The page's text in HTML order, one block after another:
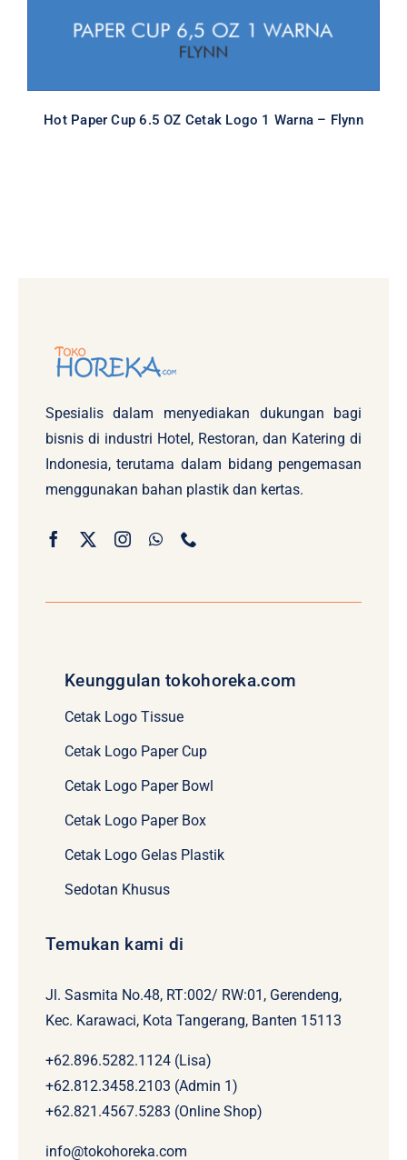
Hot Paper Cup 6.5 OZ Cetak Logo 1 Warna – Flynn
Spesialis dalam menyediakan dukungan bagi
bisnis di industri Hotel, Restoran, dan Katering di
Indonesia, terutama dalam bidang pengemasan
menggunakan bahan plastik dan kertas.
Keunggulan tokohoreka.com
Cetak Logo Tissue
Cetak Logo Paper Cup
Cetak Logo Paper Bowl
Cetak Logo Paper Box
Cetak Logo Gelas Plastik
Sedotan Khusus
Temukan kami di
Jl. Sasmita No.48, RT:002/ RW:01, Gerendeng,
Kec. Karawaci, Kota Tangerang, Banten 15113
+62.896.5282.1124 (Lisa)
+62.812.3458.2103 (Admin 1)
+62.821.4567.5283 (Online Shop)
info@tokohoreka.com